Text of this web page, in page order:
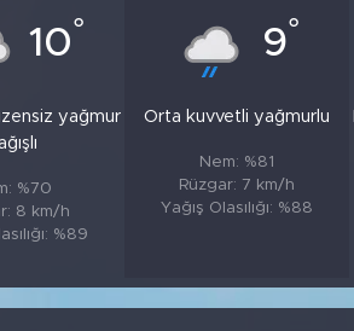
10°
yağmur
%70
8 km/h
%89
9°
Orta kuvvetli yağmurlu
Nem: %81
Rüzgar: 7 km/h
Yağış Olasılığı: %88